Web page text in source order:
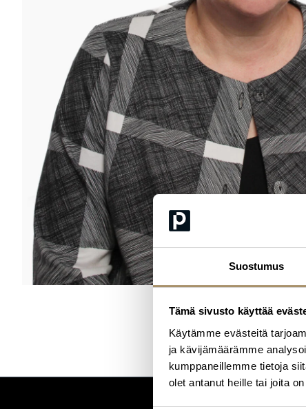
Suostumus
Tämä sivusto käyttää
Käytämme evästeitä
ja kävijämäärämme
kumppaneillemme tietoja
olet antanut heille tai joita